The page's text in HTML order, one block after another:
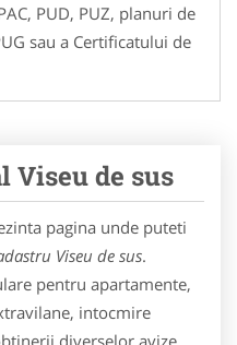
PUD, PUZ, planuri de
sau a Certificatului de
Viseu de sus
pagina unde puteti
Viseu de sus.
pentru apartamente,
intocmire
diverselor avize,